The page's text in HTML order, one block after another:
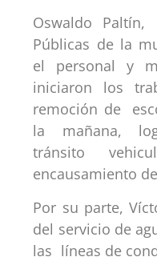
Oswaldo
Públicas de la
el personal y
iniciaron los
remoción de
la mañana,
tránsito
encausamiento
Por su parte,
del servicio de
las líneas de